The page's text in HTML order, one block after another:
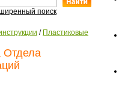
поиск
/ Пластиковые
Отдела